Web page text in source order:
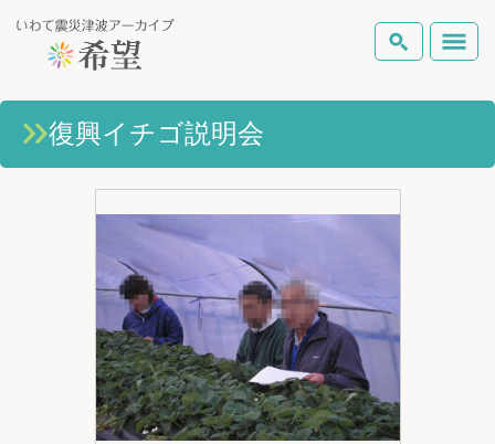
いわて震災津波アーカイブとは
ピックアップコンテンツ
Foreign Laguage
復興イチゴ説明会